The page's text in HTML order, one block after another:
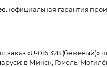
(официальная гарантия
«U-016 328 (бежевый)»
в Минск, Гомель,